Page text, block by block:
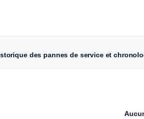
des pannes de service et